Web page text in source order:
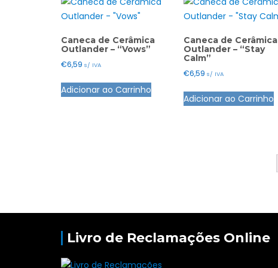
Caneca de Cerâmica
Outlander – “Vows”
€6,59 s/ IVA
Adicionar ao Carrinho
Caneca de Cerâmica
Outlander – “Stay
Calm”
€6,59 s/ IVA
Adicionar ao Carrinho
Livro de Reclamações Online